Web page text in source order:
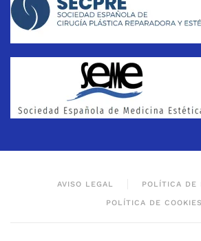
AVISO LEGAL POLÍTICA DE
POLÍTICA DE COOKIES